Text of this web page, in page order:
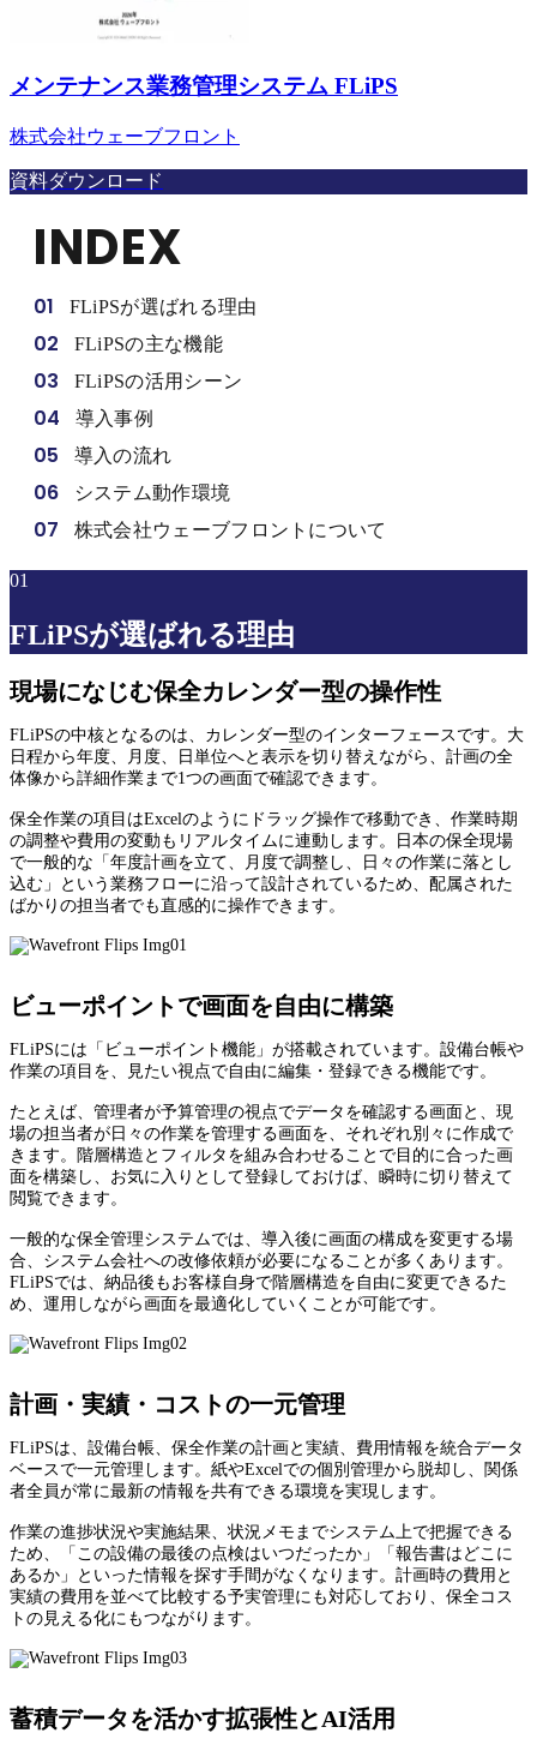
メンテナンス業務管理システム FLiPS
株式会社ウェーブフロント
資料ダウンロード
INDEX
01 FLiPSが選ばれる理由
02 FLiPSの主な機能
03 FLiPSの活用シーン
04 導入事例
05 導入の流れ
06 システム動作環境
07 株式会社ウェーブフロントについて
01
FLiPSが選ばれる理由
現場になじむ保全カレンダー型の操作性
FLiPSの中核となるのは、カレンダー型のインターフェースです。大
日程から年度、月度、日単位へと表示を切り替えながら、計画の全
体像から詳細作業まで1つの画面で確認できます。
保全作業の項目はExcelのようにドラッグ操作で移動でき、作業時期
の調整や費用の変動もリアルタイムに連動します。日本の保全現場
で一般的な「年度計画を立て、月度で調整し、日々の作業に落とし
込む」という業務フローに沿って設計されているため、配属された
ばかりの担当者でも直感的に操作できます。
ビューポイントで画面を自由に構築
FLiPSには「ビューポイント機能」が搭載されています。設備台帳や
作業の項目を、見たい視点で自由に編集・登録できる機能です。
たとえば、管理者が予算管理の視点でデータを確認する画面と、現
場の担当者が日々の作業を管理する画面を、それぞれ別々に作成で
きます。階層構造とフィルタを組み合わせることで目的に合った画
面を構築し、お気に入りとして登録しておけば、瞬時に切り替えて
閲覧できます。
一般的な保全管理システムでは、導入後に画面の構成を変更する場
合、システム会社への改修依頼が必要になることが多くあります。
FLiPSでは、納品後もお客様自身で階層構造を自由に変更できるた
め、運用しながら画面を最適化していくことが可能です。
計画・実績・コストの一元管理
FLiPSは、設備台帳、保全作業の計画と実績、費用情報を統合データ
ベースで一元管理します。紙やExcelでの個別管理から脱却し、関係
者全員が常に最新の情報を共有できる環境を実現します。
作業の進捗状況や実施結果、状況メモまでシステム上で把握できる
ため、「この設備の最後の点検はいつだったか」「報告書はどこに
あるか」といった情報を探す手間がなくなります。計画時の費用と
実績の費用を並べて比較する予実管理にも対応しており、保全コス
トの見える化にもつながります。
蓄積データを活かす拡張性とAI活用